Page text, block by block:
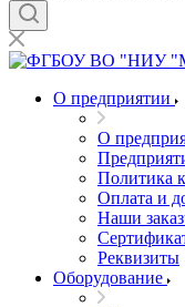
О предприятии
О
Политика
Оплата и
Наши
Реквизиты
Оборудование